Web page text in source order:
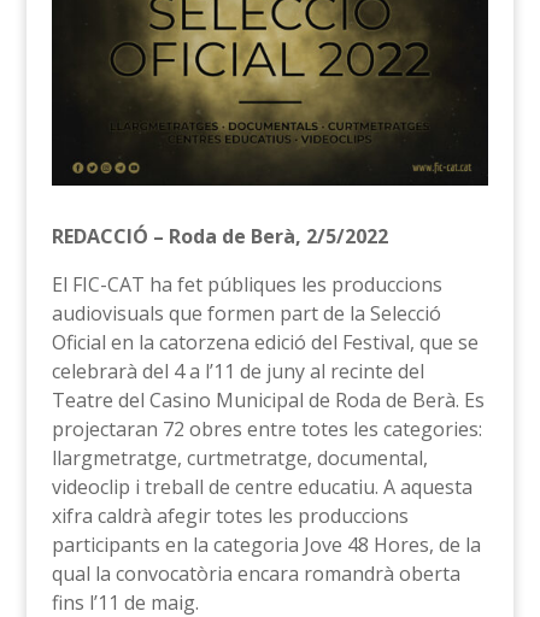
REDACCIÓ – Roda de Berà, 2/5/2022
El FIC-CAT ha fet públiques les produccions
audiovisuals que formen part de la Selecció
Oficial en la catorzena edició del Festival, que se
celebrarà del 4 a l’11 de juny al recinte del
Teatre del Casino Municipal de Roda de Berà. Es
projectaran 72 obres entre totes les categories:
llargmetratge, curtmetratge, documental,
videoclip i treball de centre educatiu. A aquesta
xifra caldrà afegir totes les produccions
participants en la categoria Jove 48 Hores, de la
qual la convocatòria encara romandrà oberta
fins l’11 de maig.